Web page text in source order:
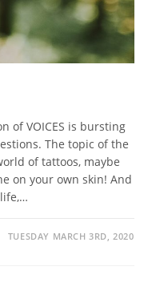
of VOICES is bursting
The topic of the
of tattoos, maybe
on your own skin! And
TUESDAY MARCH 3RD, 2020